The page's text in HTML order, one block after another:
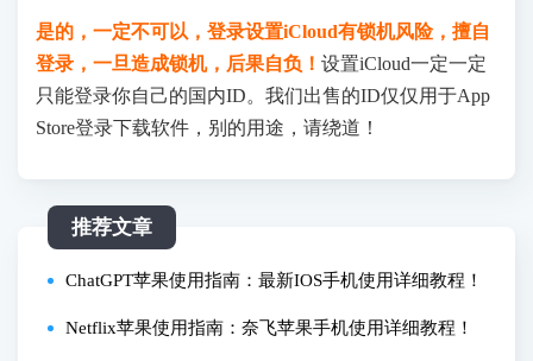
是的，一定不可以，登录设置iCloud有锁机风险，擅自
登录，一旦造成锁机，后果自负！ 设置iCloud一定一定
只能登录你自己的国内ID。我们出售的ID仅仅用于App
Store登录下载软件，别的用途，请绕道！
推荐文章
ChatGPT苹果使用指南：最新IOS手机使用详细教程！
Netflix苹果使用指南：奈飞苹果手机使用详细教程！